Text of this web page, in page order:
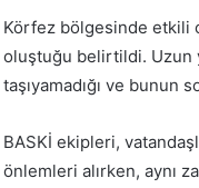
Körfez bölgesinde etkili
oluştuğu belirtildi. Uzun
taşıyamadığı ve bunun
BASKİ ekipleri,
önlemleri alırken, aynı